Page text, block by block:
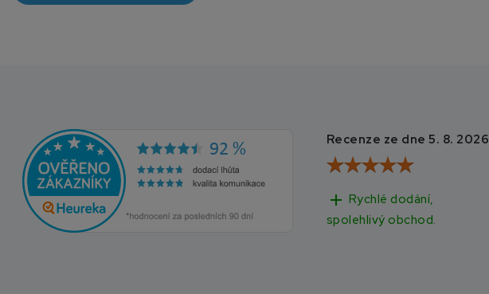
Recenze ze dne 5. 8. 2026
add Rychlé dodání,
spolehlivý obchod.